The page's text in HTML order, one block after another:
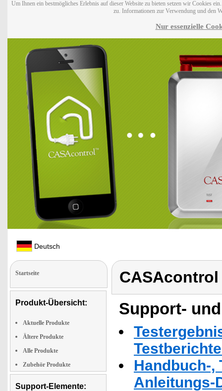
Um Ihnen ein bestmögliches Erlebnis auf dieser Website zu bieten setzen wir Cookies
zu. Informationen zur Verwendung und den
Nur essenzielle
Deutsch
Startseite
Produkt-Übersicht:
Aktuelle Produkte
Ältere Produkte
Alle Produkte
Zubehör Produkte
Support-Elemente:
CASAcontrol
Support-
Handbuch-,
Anleitungs-